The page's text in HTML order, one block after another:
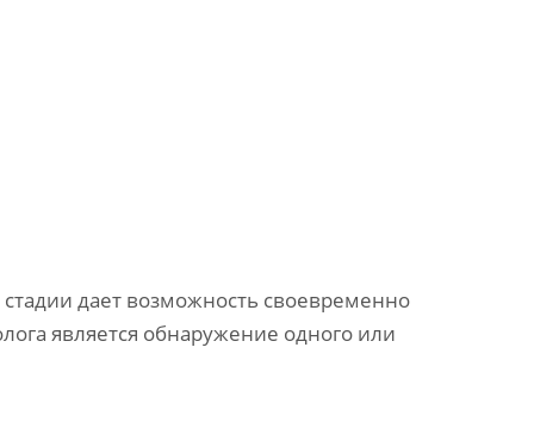
дает возможность своевременно
является обнаружение одного или